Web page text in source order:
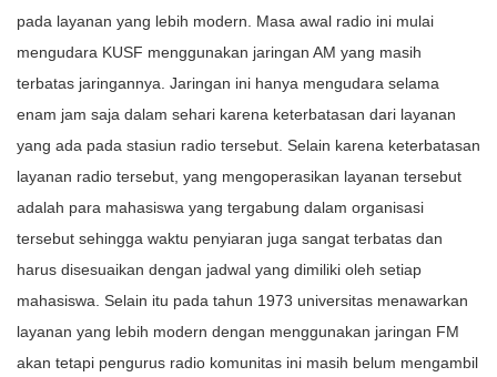
pada layanan yang lebih modern. Masa awal radio ini mulai
mengudara KUSF menggunakan jaringan AM yang masih
terbatas jaringannya. Jaringan ini hanya mengudara selama
enam jam saja dalam sehari karena keterbatasan dari layanan
yang ada pada stasiun radio tersebut. Selain karena keterbatasan
layanan radio tersebut, yang mengoperasikan layanan tersebut
adalah para mahasiswa yang tergabung dalam organisasi
tersebut sehingga waktu penyiaran juga sangat terbatas dan
harus disesuaikan dengan jadwal yang dimiliki oleh setiap
mahasiswa. Selain itu pada tahun 1973 universitas menawarkan
layanan yang lebih modern dengan menggunakan jaringan FM
akan tetapi pengurus radio komunitas ini masih belum mengambil